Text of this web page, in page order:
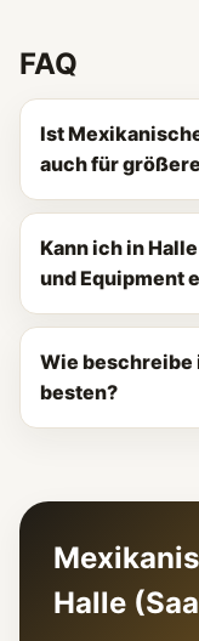
FAQ
Ist
auch für
Kann ich in
und Equipment
Wie beschreibe
besten?
Halle